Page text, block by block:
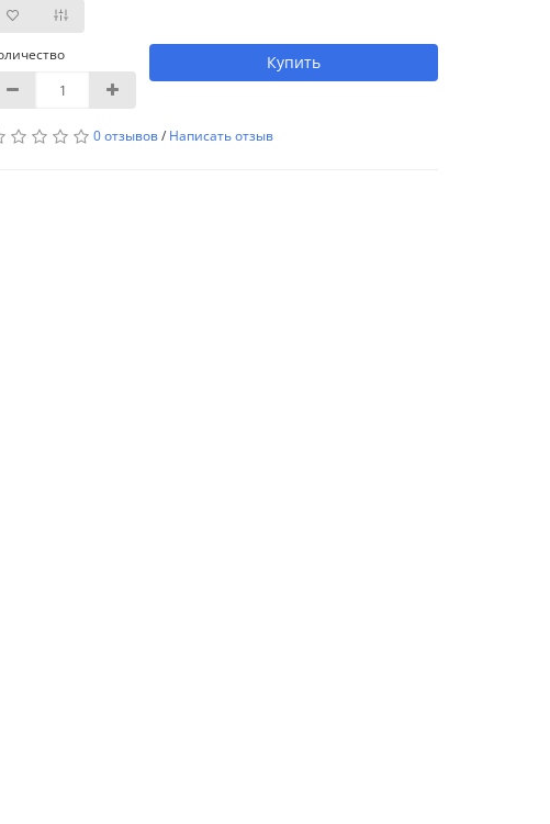
Купить
0 отзывов/ Написать отзыв